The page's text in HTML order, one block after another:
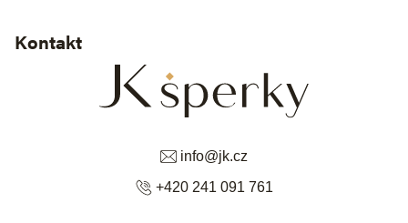
Kontakt
info@jk.cz
+420 241 091 761